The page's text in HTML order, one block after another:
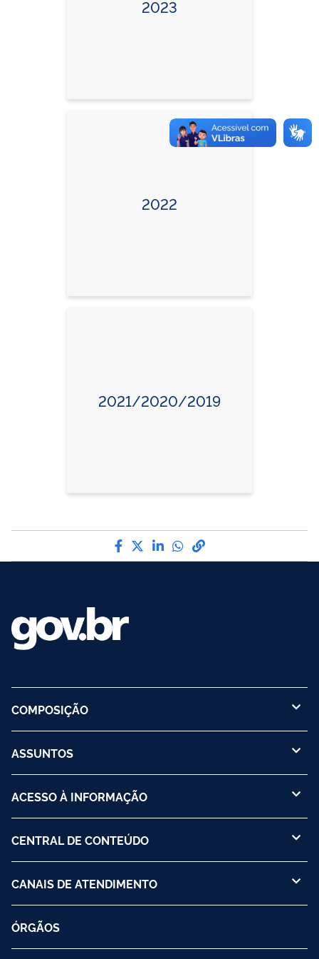
2023
2022
2021/2020/2019
Compartilhe por Facebook
Compartilhe por Twitter
Compartilhe por
Compartilhe por
link para Copiar
COMPOSIÇÃO
ASSUNTOS
ACESSO À INFORMAÇÃO
CENTRAL DE CONTEÚDO
CANAIS DE ATENDIMENTO
ÓRGÃOS